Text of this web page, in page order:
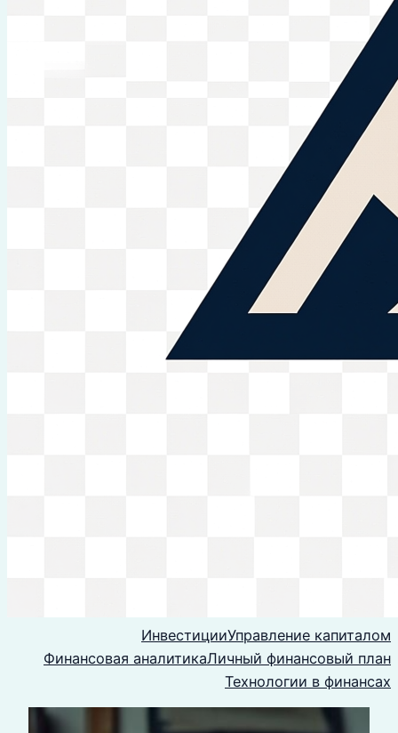
ИнвестицииУправление капиталом
Финансовая аналитикаЛичный финансовый план
Технологии в финансах